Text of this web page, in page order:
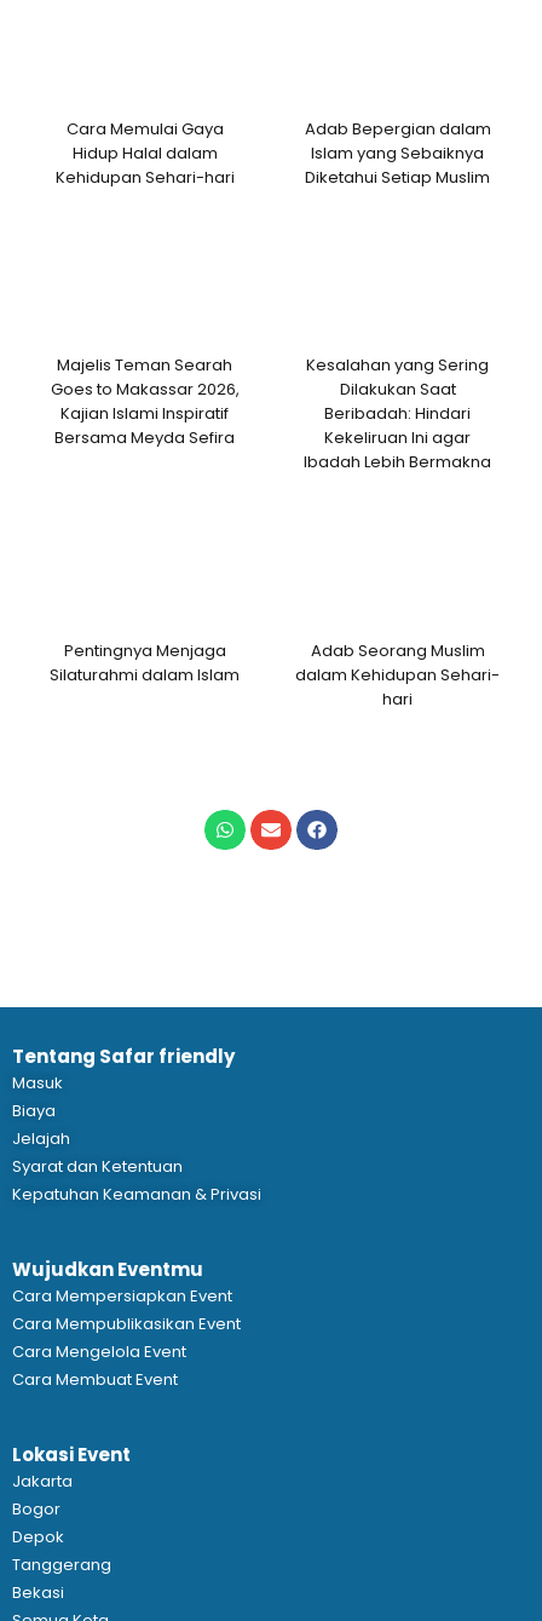
Cara Memulai Gaya
Hidup Halal dalam
Kehidupan Sehari-hari
Adab Bepergian dalam
Islam yang Sebaiknya
Diketahui Setiap Muslim
Majelis Teman Searah
Goes to Makassar 2026,
Kajian Islami Inspiratif
Bersama Meyda Sefira
Kesalahan yang Sering
Dilakukan Saat
Beribadah: Hindari
Kekeliruan Ini agar
Ibadah Lebih Bermakna
Pentingnya Menjaga
Silaturahmi dalam Islam
Adab Seorang Muslim
dalam Kehidupan Sehari-
hari
Tentang Safar friendly
Masuk
Biaya
Jelajah
Syarat dan Ketentuan
Kepatuhan Keamanan & Privasi
Wujudkan Eventmu
Cara Mempersiapkan Event
Cara Mempublikasikan Event
Cara Mengelola Event
Cara Membuat Event
Lokasi Event
Jakarta
Bogor
Depok
Tanggerang
Bekasi